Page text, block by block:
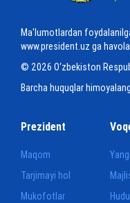
Ma'lumotlardan
www.president.uz ga
© 2026 O‘zbekiston
Barcha huquqlar
Prezident
Maqom
Tarjimayi hol
Mukofotlar